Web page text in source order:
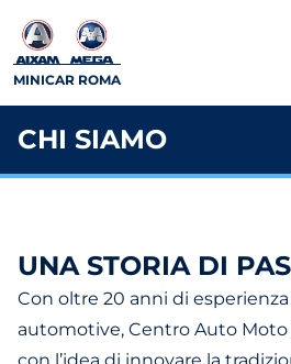
MINICAR ROMA
CHI SIAMO
UNA STORIA DI
Con oltre 20 anni di
automotive, Centro Auto Moto